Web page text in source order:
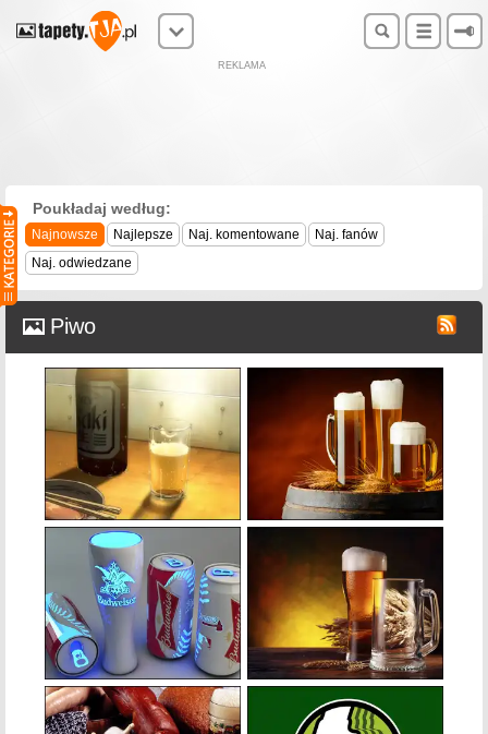
REKLAMA
Poukładaj według:
Najnowsze Najlepsze Naj. komentowane
Naj. fanów
Naj. odwiedzane
Piwo